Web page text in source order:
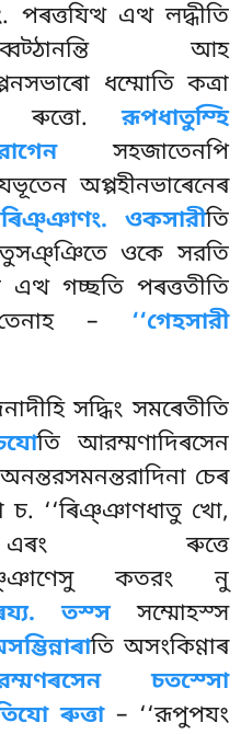
পৰত্তযিত্থ এত্থ লদ্ধীতি
আহ
ধম্মোতি কত্ৰা
রূপধাতুম্হি
সহজাতেনপি
অপ্পহীনভাৰেনেৰ
ওকসারীতি
ওকে সরতি
এত্থ গচ্ছতি পৰত্ততীতি
তেনাহ – ‘‘গেহসারী
সদ্ধিং সমৰেতীতি
তি আরম্মণাদিৰসেন
চেৰ
চ. ‘‘ৰিঞ্ঞাণধাতু খো,
এৰং ৰুত্তে
কতরং নু
তস্সসম্মোহস্স
তি অসংকিণ্ণাৰ
চতস্সো
ৰুত্তা– ‘‘রূপুপযং